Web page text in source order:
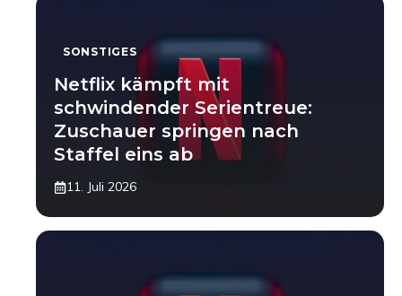
SONSTIGES
Netflix kämpft mit
schwindender Serientreue:
Zuschauer springen nach
Staffel eins ab
11. Juli 2026